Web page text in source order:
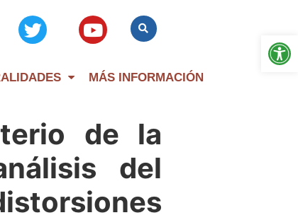
MÁS INFORMACIÓN
de la
del